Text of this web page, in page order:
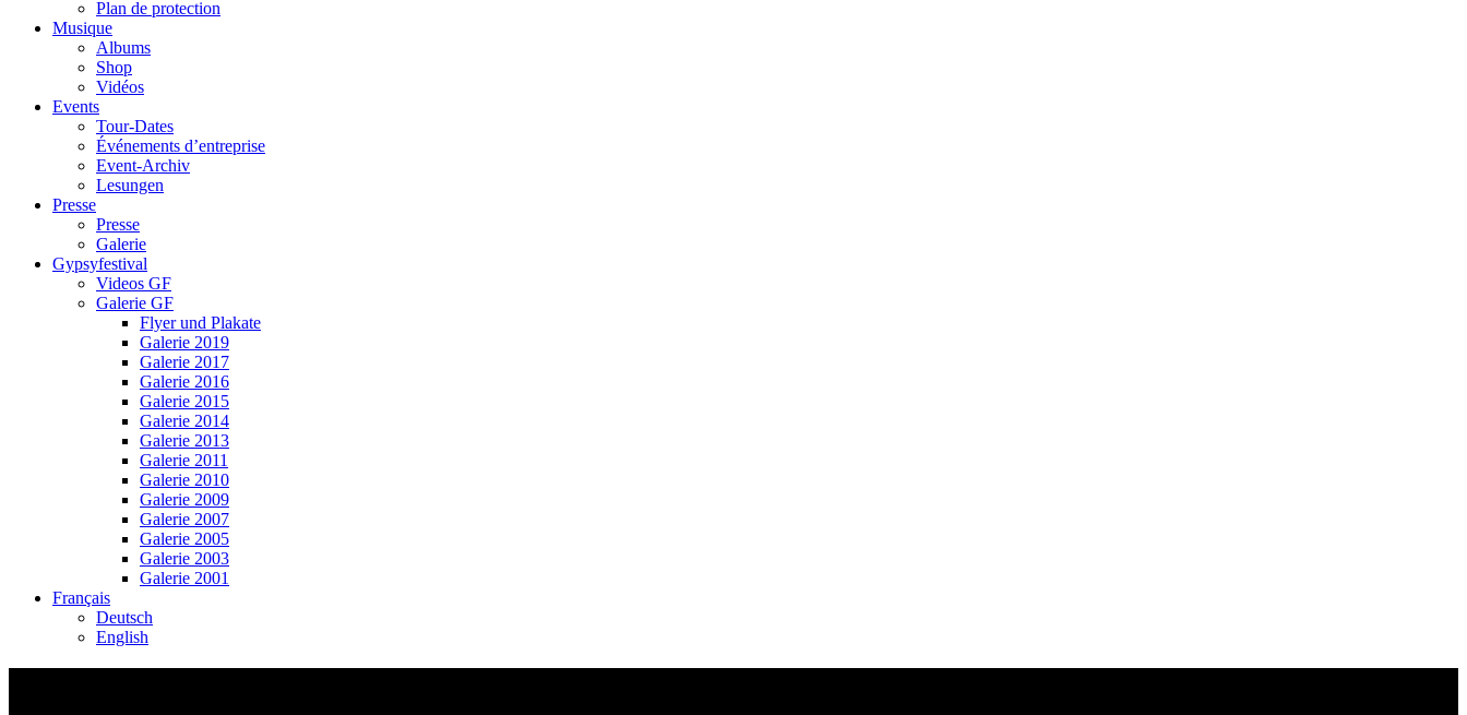
Plan de protection
Musique
Albums
Shop
Vidéos
Events
Tour-Dates
Événements d’entreprise
Event-Archiv
Lesungen
Presse
Presse
Galerie
Gypsyfestival
Videos GF
Galerie GF
Flyer und Plakate
Galerie 2019
Galerie 2017
Galerie 2016
Galerie 2015
Galerie 2014
Galerie 2013
Galerie 2011
Galerie 2010
Galerie 2009
Galerie 2007
Galerie 2005
Galerie 2003
Galerie 2001
Français
Deutsch
English